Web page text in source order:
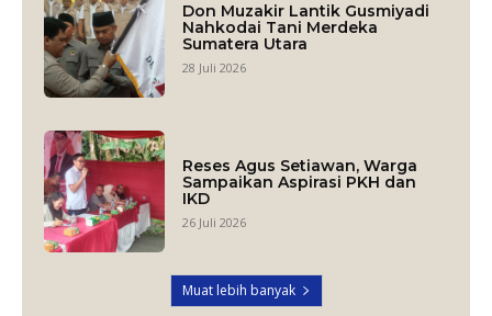
Don Muzakir Lantik Gusmiyadi
Nahkodai Tani Merdeka
Sumatera Utara
28 Juli 2026
Reses Agus Setiawan, Warga
Sampaikan Aspirasi PKH dan
IKD
26 Juli 2026
Muat lebih banyak